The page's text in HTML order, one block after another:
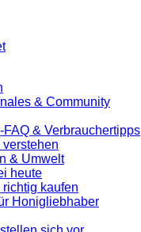
& Community
FAQ & Verbrauchertipps
verstehen
& Umwelt
heute
richtig kaufen
Honigliebhaber